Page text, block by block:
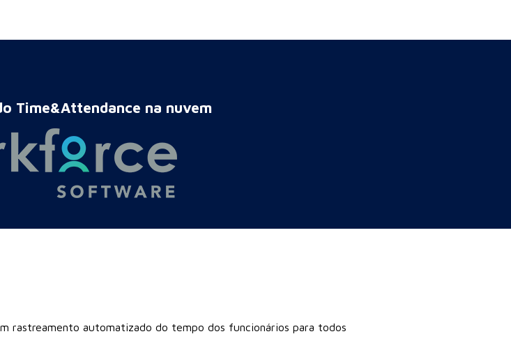
Time&Attendance na nuvem
rastreamento automatizado do tempo dos funcionários para todos